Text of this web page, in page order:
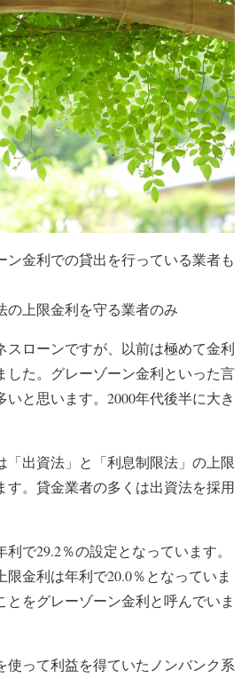
ン金利での貸出を行っている業者も
の上限金利を守る業者のみ
スローンですが、以前は極めて金利
した。グレーゾーン金利といった言
と思います。2000年代後半に大き
「出資法」と「利息制限法」の上限
す。貸金業者の多くは出資法を採用
で29.2％の設定となっています。
金利は年利で20.0％となっていま
とをグレーゾーン金利と呼んでいま
使って利益を得ていたノンバンク系